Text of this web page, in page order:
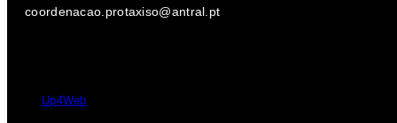
coordenacao.protaxiso@antral.pt
Up4Web